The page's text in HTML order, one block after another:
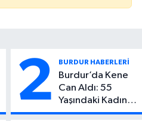
2 BURDUR HABERLERİ
Burdur’da Kene
Can Aldı: 55
Yaşındaki Kadın
Hayatını Kaybetti